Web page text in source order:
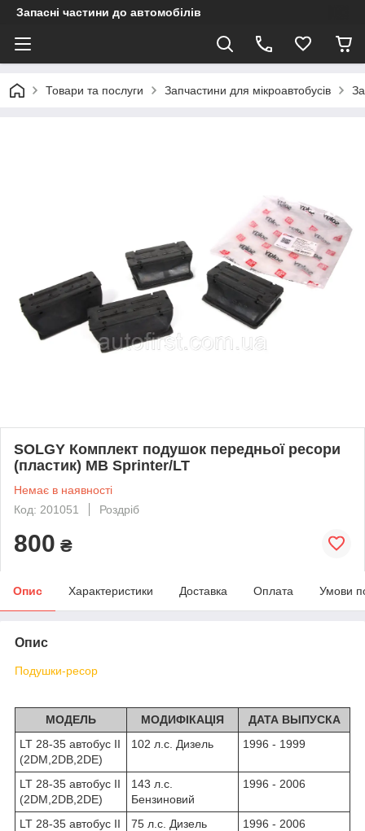
Запасні частини до автомобілів
Товари та послуги Запчастини для мікроавтобусів
SOLGY Комплект подушок передньої ресори
(пластик) MB Sprinter/LT
Немає в наявності
Код: 201051
Роздріб
800 ₴
Опис Характеристики Доставка Оплата Умови
Опис
Подушки-ресор
МОДЕЛЬ МОДИФІКАЦІЯ
ДАТА ВЫПУСКА
LT 28-35 автобус II
(2DM,2DB,2DE)
102 л.с. Дизель 1996 - 1999
LT 28-35 автобус II
(2DM,2DB,2DE)
143 л.с.
Бензиновий
1996 - 2006
LT 28-35 автобус II
75 л.с. Дизель 1996 - 2006